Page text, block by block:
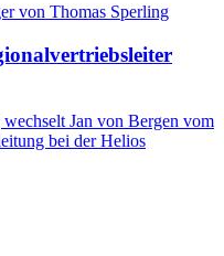
von Thomas Sperling
Jan von Bergen vom
bei der Helios